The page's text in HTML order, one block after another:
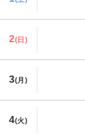
2(日)
3(月)
4(火)